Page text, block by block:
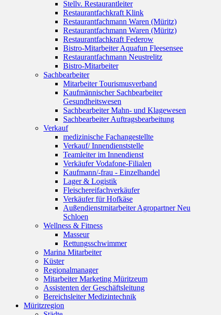
Stellv. Restaurantleiter
Restaurantfachkraft Klink
Restaurantfachmann Waren (Müritz)
Restaurantfachmann Waren (Müritz)
Restaurantfachkraft Federow
Bistro-Mitarbeiter Aquafun Fleesensee
Restaurantfachmann Neustrelitz
Bistro-Mitarbeiter
Sachbearbeiter
Mitarbeiter Tourismusverband
Kaufmännischer Sachbearbeiter
Gesundheitswesen
Sachbearbeiter Mahn- und Klagewesen
Sachbearbeiter Auftragsbearbeitung
Verkauf
medizinische Fachangestellte
Verkauf/ Innendienststelle
Teamleiter im Innendienst
Verkäufer Vodafone-Filialen
Kaufmann/-frau - Einzelhandel
Lager & Logistik
Fleischereifachverkäufer
Verkäufer für Hofkäse
Außendienstmitarbeiter Agropartner Neu
Schloen
Wellness & Fitness
Masseur
Rettungsschwimmer
Marina Mitarbeiter
Küster
Regionalmanager
Mitarbeiter Marketing Müritzeum
Assistenten der Geschäftsleitung
Bereichsleiter Medizintechnik
Müritzregion